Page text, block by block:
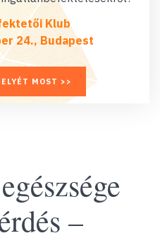
Klub
24., Budapest
MOST >>
–